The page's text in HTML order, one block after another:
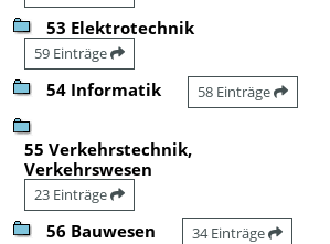
53 Elektrotechnik
59 Einträge
54 Informatik 58 Einträge
55 Verkehrstechnik,
Verkehrswesen
23 Einträge
56 Bauwesen 34 Einträge